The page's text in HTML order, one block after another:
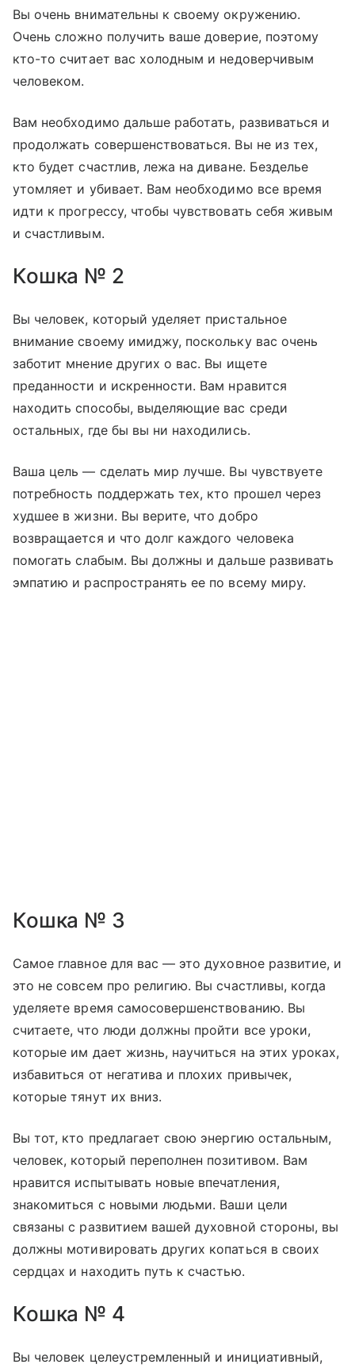
Вы очень внимательны к своему окружению.
Очень сложно получить ваше доверие, поэтому
кто-то считает вас холодным и недоверчивым
человеком.
Вам необходимо дальше работать, развиваться и
продолжать совершенствоваться. Вы не из тех,
кто будет счастлив, лежа на диване. Безделье
утомляет и убивает. Вам необходимо все время
идти к прогрессу, чтобы чувствовать себя живым
и счастливым.
Кошка № 2
Вы человек, который уделяет пристальное
внимание своему имиджу, поскольку вас очень
заботит мнение других о вас. Вы ищете
преданности и искренности. Вам нравится
находить способы, выделяющие вас среди
остальных, где бы вы ни находились.
Ваша цель — сделать мир лучше. Вы чувствуете
потребность поддержать тех, кто прошел через
худшее в жизни. Вы верите, что добро
возвращается и что долг каждого человека
помогать слабым. Вы должны и дальше развивать
эмпатию и распространять ее по всему миру.
Кошка № 3
Самое главное для вас — это духовное развитие, и
это не совсем про религию. Вы счастливы, когда
уделяете время самосовершенствованию. Вы
считаете, что люди должны пройти все уроки,
которые им дает жизнь, научиться на этих уроках,
избавиться от негатива и плохих привычек,
которые тянут их вниз.
Вы тот, кто предлагает свою энергию остальным,
человек, который переполнен позитивом. Вам
нравится испытывать новые впечатления,
знакомиться с новыми людьми. Ваши цели
связаны с развитием вашей духовной стороны, вы
должны мотивировать других копаться в своих
сердцах и находить путь к счастью.
Кошка № 4
Вы человек целеустремленный и инициативный,